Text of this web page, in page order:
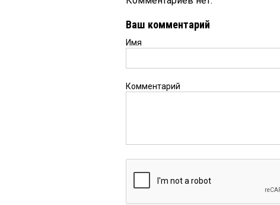
Ваш комментарий
Имя
Комментарий